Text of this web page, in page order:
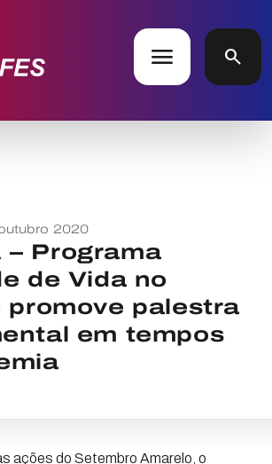
menu search
2020
– Programa
de Vida no
promove palestra
em tempos
ações do Setembro Amarelo, o